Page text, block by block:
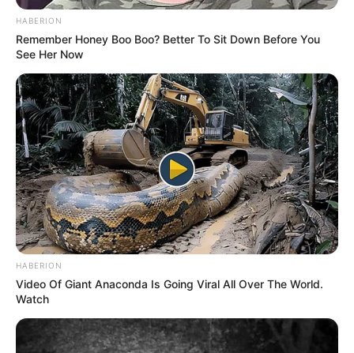
országosan nagyon erős, és a délutáni, esti
órákban is komoly aktivitás maradhat. A mostani
részvétel így nemcsak politikai, hanem
választástörténeti szempontból is különösen
figyelemre méltó lehet.
HABERION
Remember Honey Boo Boo? Better To Sit Down Before You
See Her Now
HABERION
Video Of Giant Anaconda Is Going Viral All Over The World.
Watch